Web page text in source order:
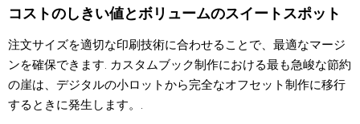
コストのしきい値とボリュームのスイートスポット
注文サイズを適切な印刷技術に合わせることで、最適なマージ
ンを確保できます. カスタムブック制作における最も急峻な節約
の崖は、デジタルの小ロットから完全なオフセット制作に移行
するときに発生します。.